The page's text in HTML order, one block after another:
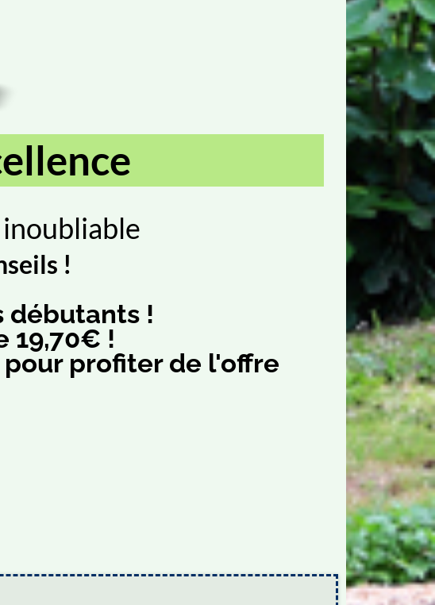
!
débutants !
19,70€ !
profiter de l'offre